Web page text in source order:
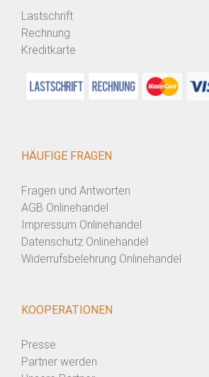
Lastschrift
Rechnung
Kreditkarte
HÄUFIGE FRAGEN
Fragen und Antworten
AGB Onlinehandel
Impressum Onlinehandel
Datenschutz Onlinehandel
Widerrufsbelehrung Onlinehandel
KOOPERATIONEN
Presse
Partner werden